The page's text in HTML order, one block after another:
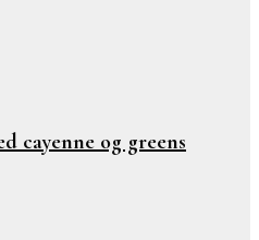
cayenne og greens